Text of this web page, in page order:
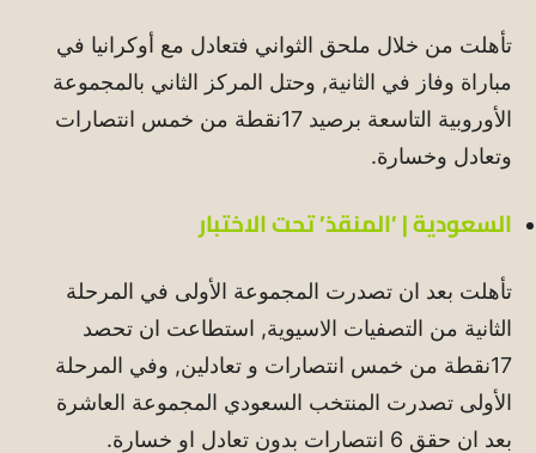
تأهلت من خلال ملحق الثواني فتعادل مع أوكرانيا في
مباراة وفاز في الثانية, وحتل المركز الثاني بالمجموعة
الأوروبية التاسعة برصيد 17نقطة من خمس انتصارات
وتعادل وخسارة.
السعودية | ’المنقذ’ تحت الاختبار
تأهلت بعد ان تصدرت المجموعة الأولى في المرحلة
الثانية من التصفيات الاسيوية, استطاعت ان تحصد
17نقطة من خمس انتصارات و تعادلين, وفي المرحلة
الأولى تصدرت المنتخب السعودي المجموعة العاشرة
بعد ان حقق 6 انتصارات بدون تعادل او خسارة.